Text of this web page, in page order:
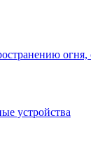
огня,
устройства